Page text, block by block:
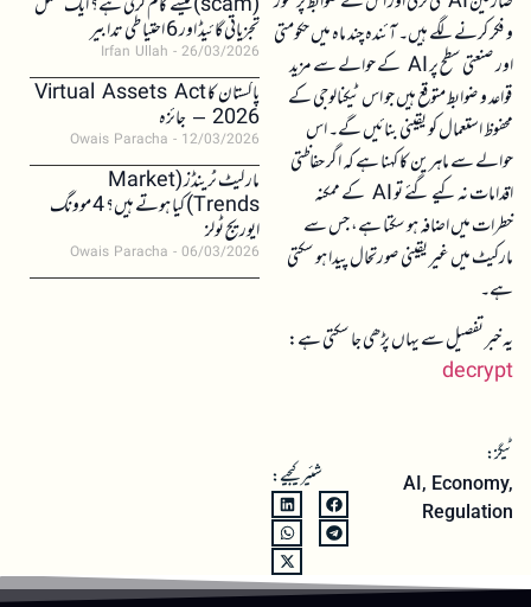
و فکر کرنے لگے ہیں۔ آئندہ چند ماہ میں حکومتی
اور صنعتی سطح پر AI کے حوالے سے مزید
قواعد و ضوابط متوقع ہیں جو اس ٹیکنالوجی کے
محفوظ استعمال کو یقینی بنائیں گے۔ اس
حوالے سے ماہرین کا کہنا ہے کہ اگر حفاظتی
اقدامات نہ کیے گئے تو AI کے ممکنہ
خطرات میں اضافہ ہو سکتا ہے، جس سے
مارکیٹ میں غیر یقینی صورتحال پیدا ہو سکتی
ہے۔
یہ خبر تفصیل سے یہاں پڑھی جا سکتی ہے:
decrypt
ٹیگز:
AI, Economy,
Regulation
شئیر کیجیے:
تجزیاتی گائیڈ اور 6 احتیاطی تدابیر
Irfan Ullah 26/03/2026
پاکستان کا Virtual Assets Act
2026 – جائزہ
Owais Paracha 12/03/2026
مارکیٹ ٹرینڈز (Market
Trends) کیا ہوتے ہیں؟ 4 موونگ
ایوریج ٹولز
Owais Paracha 06/03/2026